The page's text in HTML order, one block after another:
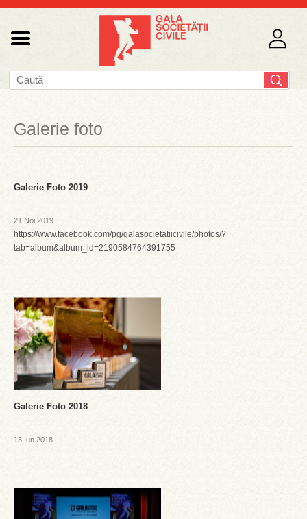
Galerie foto
Galerie Foto 2019
21 Noi 2019
https://www.facebook.com/pg/galasocietatiicivile/photos/?
tab=album&album_id=2190584764391755
Galerie Foto 2018
13 Iun 2018